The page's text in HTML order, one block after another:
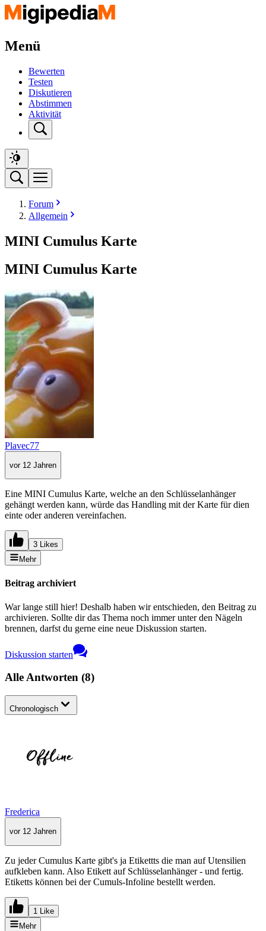
Menü
Bewerten
Testen
Diskutieren
Abstimmen
Aktivität
Forum
Allgemein
MINI Cumulus Karte
MINI Cumulus Karte
Plavec77
vor 12 Jahren
Eine MINI Cumulus Karte, welche an den Schlüsselanhänger
gehängt werden kann, würde das Handling mit der Karte für dien
einte oder anderen vereinfachen.
3 Likes
Mehr
Beitrag archiviert
War lange still hier! Deshalb haben wir entschieden, den Beitrag zu
archivieren. Sollte dir das Thema noch immer unter den Nägeln
brennen, darfst du gerne eine neue Diskussion starten.
Diskussion starten
Alle Antworten (8)
Chronologisch
Frederica
vor 12 Jahren
Zu jeder Cumulus Karte gibt's ja Etikettts die man auf Utensilien
aufkleben kann. Also Etikett auf Schlüsselanhänger - und fertig.
Etiketts können bei der Cumuls-Infoline bestellt werden.
1 Like
Mehr